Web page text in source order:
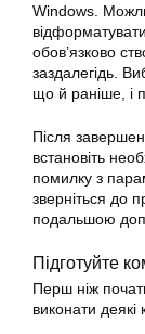
Windows.
обов’язково
заздалегідь.
що й раніше, і
Після
встановіть
помилку з
зверніться до
подальшою
Підготуйте
Перш ніж
виконати деякі